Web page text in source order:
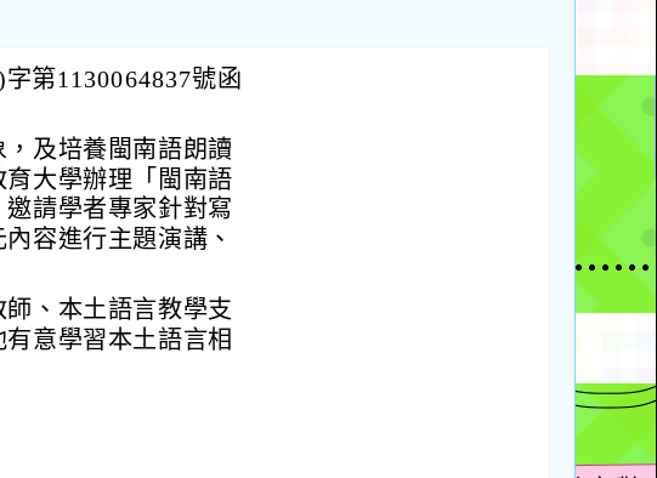
第1130064837號函
及培養閩南語朗讀
大學辦理「閩南語
請學者專家針對寫
容進行主題演講、
、本土語言教學支
意學習本土語言相